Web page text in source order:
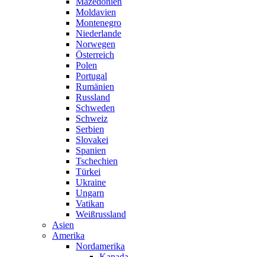
Moldavien
Montenegro
Niederlande
Norwegen
Österreich
Polen
Portugal
Rumänien
Russland
Schweden
Schweiz
Serbien
Slovakei
Spanien
Tschechien
Türkei
Ukraine
Ungarn
Vatikan
Weißrussland
Asien
Amerika
Nordamerika